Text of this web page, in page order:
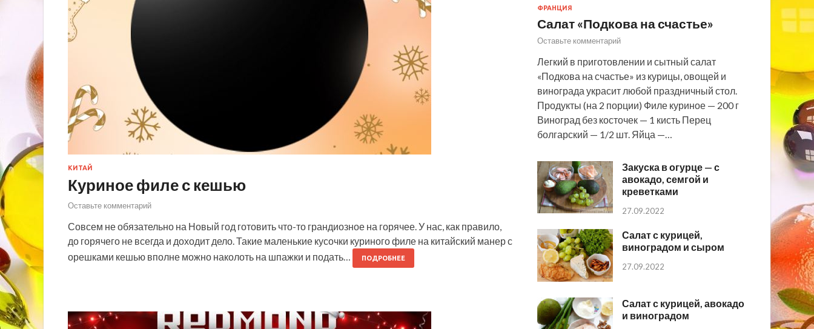
КИТАЙ
Куриное филе с кешью
Оставьте комментарий
Совсем не обязательно на Новый год готовить что-то грандиозное на горячее. У нас, как правило,
до горячего не всегда и доходит дело. Такие маленькие кусочки куриного филе на китайский манер с
орешками кешью вполне можно наколоть на шпажки и подать…
ПОДРОБНЕЕ
ФРАНЦИЯ
Салат «Подкова на счастье»
Оставьте комментарий
Легкий в приготовлении и сытный салат
«Подкова на счастье» из курицы, овощей и
винограда украсит любой праздничный стол.
Продукты (на 2 порции) Филе куриное — 200 г
Виноград без косточек — 1 кисть Перец
болгарский — 1/2 шт. Яйца —…
Закуска в огурце — с
авокадо, семгой и
креветками
27.09.2022
Салат с курицей,
виноградом и сыром
27.09.2022
Салат с курицей, авокадо
и виноградом